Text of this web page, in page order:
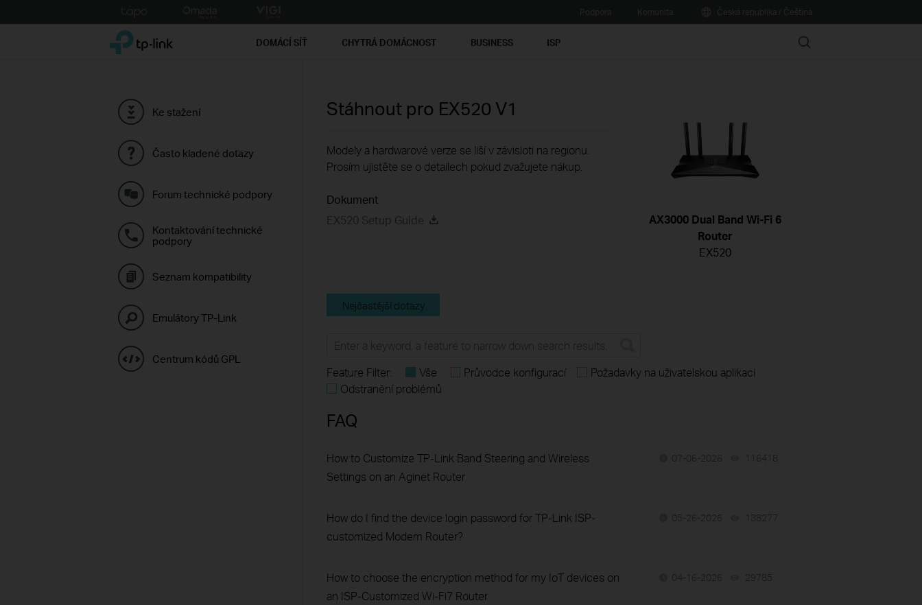
to
TP-Link, Reliably Smart DOMÁCÍ SÍŤ CHYTRÁ DOMÁCNOST BUSINESS ISP Search
Ke stažení
Často kladené dotazy
Forum technické podpory
Kontaktování technické
podpory
Seznam kompatibility
Emulátory TP-Link
Centrum kódů GPL
Stáhnout pro EX520 V1
Modely a hardwarové verze se liší v závisloti na regionu.
Prosím ujistěte se o detailech pokud zvažujete nákup.
Dokument
EX520 Setup Guide
AX3000 Dual Band Wi-Fi 6
Router
EX520
Nejčastější dotazy
Feature Filter: Vše Průvodce konfigurací
Požadavky na uživatelskou aplikaci
Odstranění problémů
FAQ
How to Customize TP-Link Band Steering and Wireless
Settings on an Aginet Router
07-06-2026 116418
How do I find the device login password for TP-Link ISP-
customized Modem Router?
05-26-2026 138277
How to choose the encryption method for my IoT devices on
an ISP-Customized Wi-Fi7 Router
04-16-2026 29785